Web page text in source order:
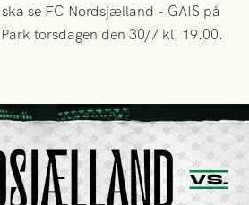
se FC Nordsjælland - GAIS på
torsdagen den 30/7 kl. 19.00.